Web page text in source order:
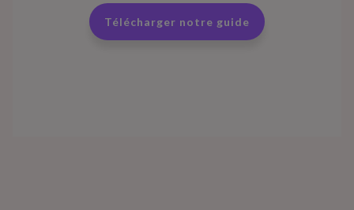
Télécharger notre guide